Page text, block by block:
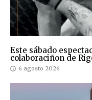
Este sábado
colaboraciñon de
6 agosto 2026